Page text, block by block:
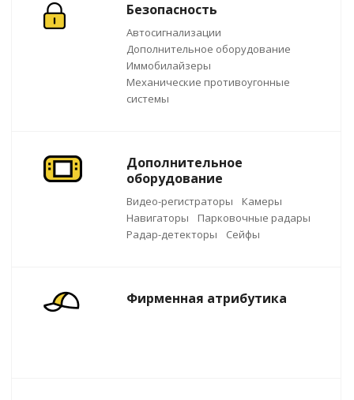
Безопасность
Автосигнализации
Дополнительное оборудование
Иммобилайзеры
Механические противоугонные
системы
Дополнительное
оборудование
Видео-регистраторы
Камеры
Навигаторы
Парковочные радары
Радар-детекторы
Сейфы
Фирменная атрибутика